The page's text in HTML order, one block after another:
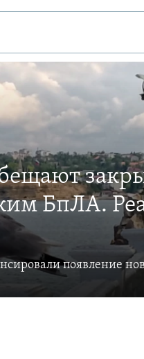
БпЛА.
появление